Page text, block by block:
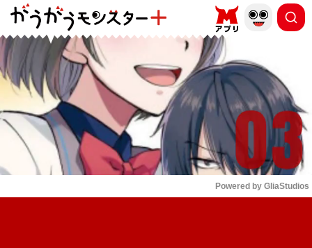
もっと読む
Powered by GliaStudios